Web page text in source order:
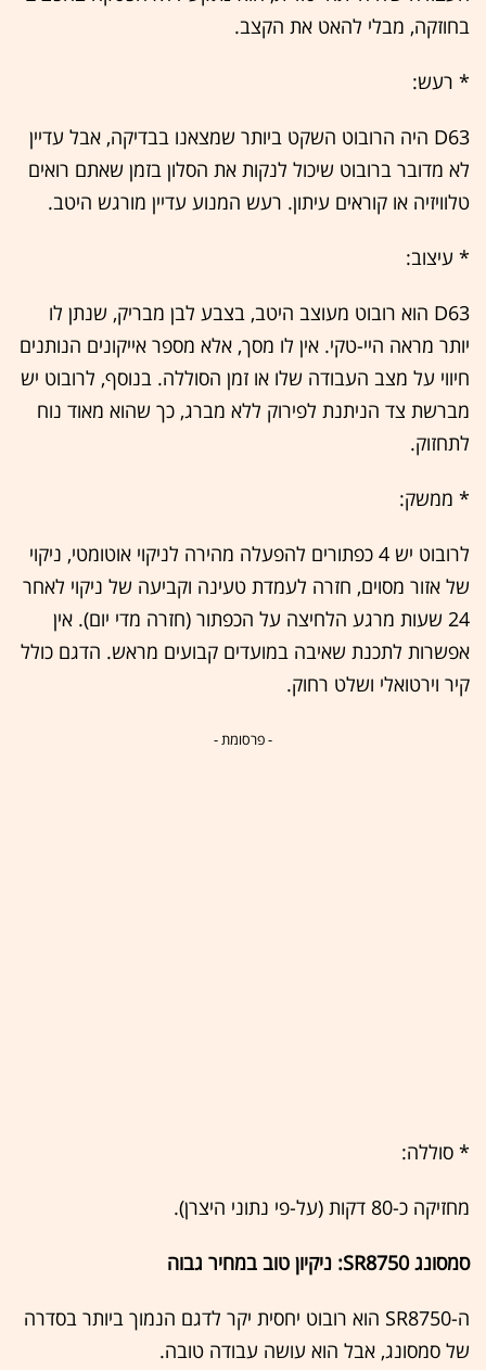
בחוזקה, מבלי להאט את הקצב.
* רעש:
D63 היה הרובוט השקט ביותר שמצאנו בבדיקה, אבל עדיין
לא מדובר ברובוט שיכול לנקות את הסלון בזמן שאתם רואים
טלוויזיה או קוראים עיתון. רעש המנוע עדיין מורגש היטב.
* עיצוב:
D63 הוא רובוט מעוצב היטב, בצבע לבן מבריק, שנתן לו
יותר מראה היי-טקי. אין לו מסך, אלא מספר אייקונים הנותנים
חיווי על מצב העבודה שלו או זמן הסוללה. בנוסף, לרובוט יש
מברשת צד הניתנת לפירוק ללא מברג, כך שהוא מאוד נוח
לתחזוק.
* ממשק:
לרובוט יש 4 כפתורים להפעלה מהירה לניקוי אוטומטי, ניקוי
של אזור מסוים, חזרה לעמדת טעינה וקביעה של ניקוי לאחר
24 שעות מרגע הלחיצה על הכפתור (חזרה מדי יום). אין
אפשרות לתכנת שאיבה במועדים קבועים מראש. הדגם כולל
קיר וירטואלי ושלט רחוק.
- פרסומת -
* סוללה:
מחזיקה כ-80 דקות (על-פי נתוני היצרן).
סמסונג SR8750: ניקיון טוב במחיר גבוה
ה-SR8750 הוא רובוט יחסית יקר לדגם הנמוך ביותר בסדרה
של סמסונג, אבל הוא עושה עבודה טובה.